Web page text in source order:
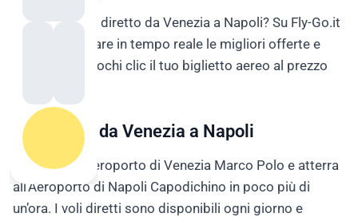
Cerchi un volo diretto da Venezia a Napoli? Su Fly-Go.it
puoi confrontare in tempo reale le migliori offerte e
prenotare in pochi clic il tuo biglietto aereo al prezzo
Voli Diretti da Venezia a Napoli
Decolla dall’Aeroporto di Venezia Marco Polo e atterra
all’Aeroporto di Napoli Capodichino in poco più di
un’ora. I voli diretti sono disponibili ogni giorno e